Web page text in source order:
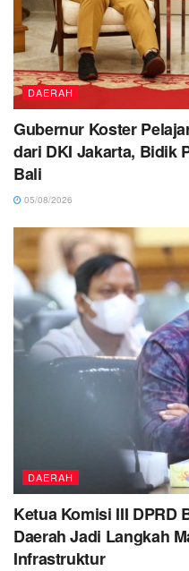
DAERAH
Gubernur Koster
dari DKI Jakarta, Bidik
Bali
05/08/2026
DAERAH
Ketua Komisi III DPRD
Daerah Jadi Langkah
Infrastruktur